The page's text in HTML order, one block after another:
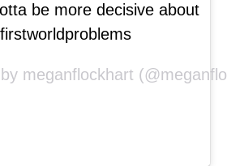
be more decisive about
meganflockhart